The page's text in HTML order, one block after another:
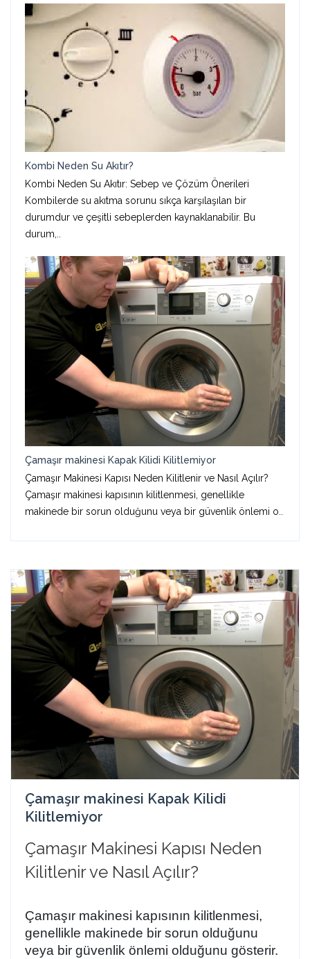
Kombi Neden Su Akıtır?
Kombi Neden Su Akıtır: Sebep ve Çözüm Önerileri
Kombilerde su akıtma sorunu sıkça karşılaşılan bir
durumdur ve çeşitli sebeplerden kaynaklanabilir. Bu
durum,..
Çamaşır makinesi Kapak Kilidi Kilitlemiyor
Çamaşır Makinesi Kapısı Neden Kilitlenir ve Nasıl Açılır?
Çamaşır makinesi kapısının kilitlenmesi, genellikle
makinede bir sorun olduğunu veya bir güvenlik önlemi o..
Çamaşır makinesi Kapak Kilidi
Kilitlemiyor
Çamaşır Makinesi Kapısı Neden
Kilitlenir ve Nasıl Açılır?
Çamaşır makinesi kapısının kilitlenmesi,
genellikle makinede bir sorun olduğunu
veya bir güvenlik önlemi olduğunu gösterir.